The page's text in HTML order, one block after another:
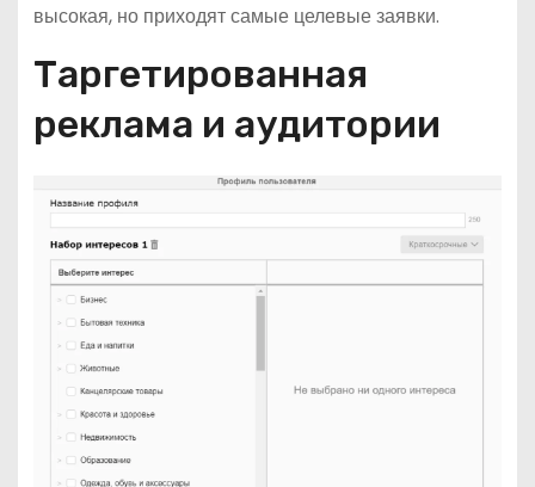
высокая, но приходят самые целевые заявки.
Таргетированная
реклама и аудитории